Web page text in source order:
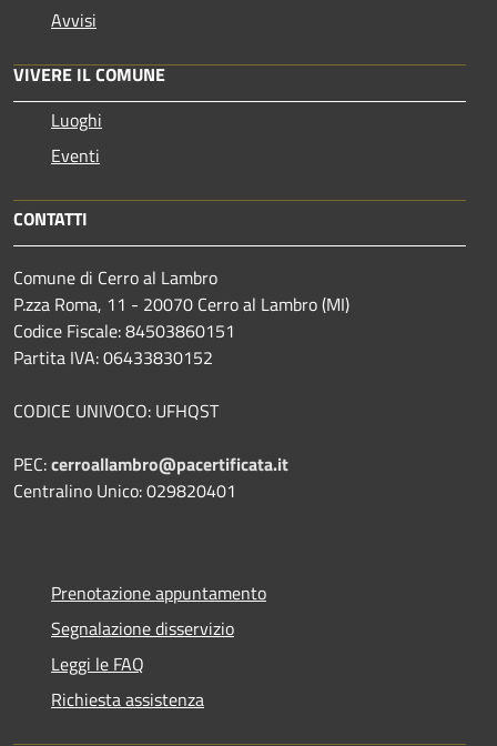
Avvisi
VIVERE IL COMUNE
Luoghi
Eventi
CONTATTI
Comune di Cerro al Lambro
P.zza Roma, 11 - 20070 Cerro al Lambro (MI)
Codice Fiscale: 84503860151
Partita IVA: 06433830152
CODICE UNIVOCO: UFHQST
PEC:cerroallambro@pacertificata.it
Centralino Unico: 029820401
Prenotazione appuntamento
Segnalazione disservizio
Leggi le FAQ
Richiesta assistenza